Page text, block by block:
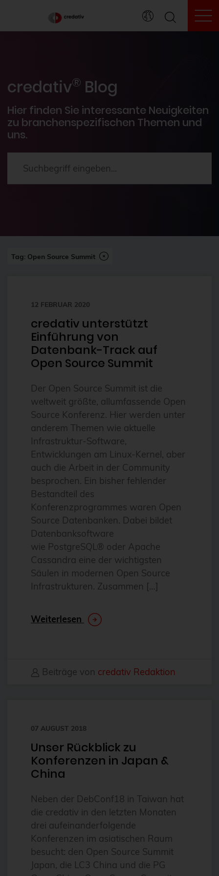
credativ® Blog
Hier finden Sie interessante Neuigkeiten
zu branchenspezifischen Themen und
uns.
Veranstaltungen
PostgreSQL®
2FA
Abonnement
Alpin
Alternativen
Amazon FSx
anleitung
Ansible Community Proxmox
Ansible-Modul
AnsibleFest
Antivirus
Apache
Apache Guacamole
apachekafka®
API-Integration
AppArmor
arm
Automatisierung
Automatisierung
Azure
bhyve
BSP
Bug Squashing Party
Buildah
bullseye
busan
buster
cadence
Call for papers
Cassandra
Tag: Open Source Summit
12 FEBRUAR 2020
credativ unterstützt
Einführung von
Datenbank-Track auf
Open Source Summit
Der Open Source Summit ist die
weltweit größte, allumfassende Open
Source Konferenz. Hier werden unter
anderem Themen wie aktuelle
Infrastruktur-Software,
Entwicklungen am Linux-Kernel, aber
auch die Arbeit in der Community
besprochen. Ein bisher fehlender
Bestandteil des
Konferenzprogrammes waren Open
Source Datenbanken. Dabei bildet
Datenbanksoftware
wie PostgreSQL® oder Apache
Cassandra eine der wichtigsten
Säulen in modernen Open Source
Infrastrukturen. Zusammen […]
Weiterlesen
Beiträge von credativ Redaktion
07 AUGUST 2018
Unser Rückblick zu
Konferenzen in Japan &
China
Neben der DebConf18 in Taiwan hat
die credativ in den letzten Monaten
drei aufeinanderfolgende
Konferenzen im asiatischen Raum
besucht: den Open Source Summit
Japan, die LC3 China und die PG